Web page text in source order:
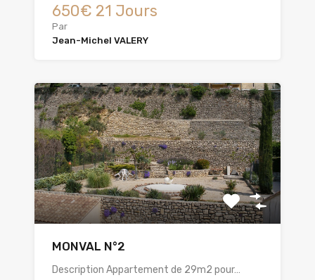
650€ 21 Jours
Par
Jean-Michel VALERY
MONVAL N°2
Description Appartement de 29m2 pour…